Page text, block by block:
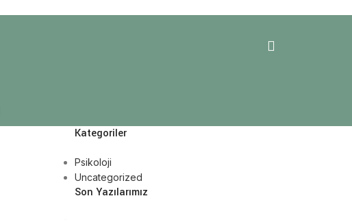
Kategoriler
Psikoloji
Uncategorized
Son Yazılarımız